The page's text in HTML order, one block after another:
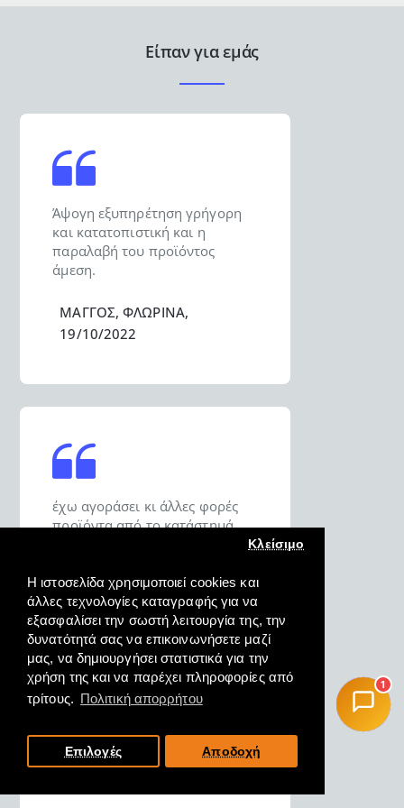
Η ιστοσελίδα χρησιμοποιεί cookies και
άλλες τεχνολογίες καταγραφής για να
εξασφαλίσει την σωστή λειτουργία της, την
δυνατότητά σας να επικοινωνήσετε μαζί
μας, να δημιουργήσει στατιστικά για την
χρήση της και να παρέχει πληροφορίες από
τρίτους. Πολιτική απορρήτου
Κλείσιμο
Επιλογές Αποδοχή
Είπαν για εμάς
Άψογη εξυπηρέτηση γρήγορη
και κατατοπιστική και η
παραλαβή του προϊόντος
άμεση.
ΜΑΓΓΟΣ, ΦΛΩΡΙΝΑ,
19/10/2022
έχω αγοράσει κι άλλες φορές
προϊόντα από το κατάστημά
σας και είμαι σε θέση να σας πω
αγορές μου.
ΔΗΜΗΤΡΙΟΣ, ΚΑΡΑΒΟΜΥΛΟΣ
Ν. ΦΘΙΩΤΗΔΟΣ, 18/10/2022
1